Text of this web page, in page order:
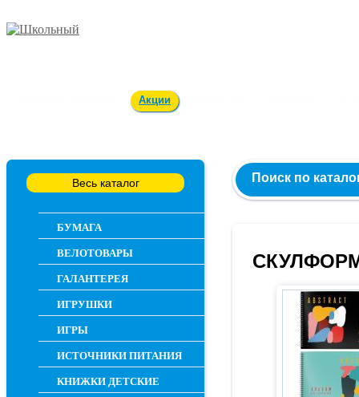
Акции
Весь каталог
БУМАГА
ВЕЛОТОВАРЫ
ГАЛАНТЕРЕЯ
ИГРУШКИ
ИГРЫ
ИСТОЧНИКИ ПИТАНИЯ
КНИЖКИ ДЕТСКИЕ
Поиск по